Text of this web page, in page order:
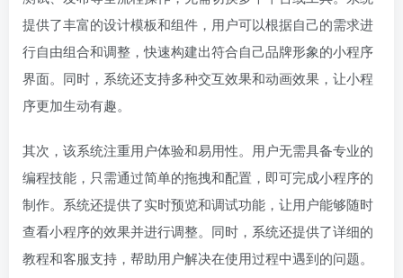
提供了丰富的设计模板和组件，用户可以根据自己的需求进
行自由组合和调整，快速构建出符合自己品牌形象的小程序
界面。同时，系统还支持多种交互效果和动画效果，让小程
序更加生动有趣。
其次，该系统注重用户体验和易用性。用户无需具备专业的
编程技能，只需通过简单的拖拽和配置，即可完成小程序的
制作。系统还提供了实时预览和调试功能，让用户能够随时
查看小程序的效果并进行调整。同时，系统还提供了详细的
教程和客服支持，帮助用户解决在使用过程中遇到的问题。